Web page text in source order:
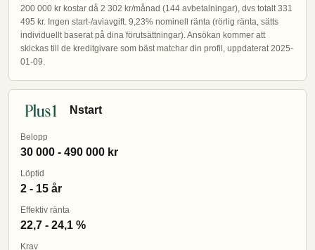
200 000 kr kostar då 2 302 kr/månad (144 avbetalningar), dvs totalt 331
495 kr. Ingen start-/aviavgift. 9,23% nominell ränta (rörlig ränta, sätts
individuellt baserat på dina förutsättningar). Ansökan kommer att
skickas till de kreditgivare som bäst matchar din profil, uppdaterat 2025-
01-09.
Nstart
Belopp
30 000 - 490 000 kr
Löptid
2 - 15 år
Effektiv ränta
22,7 - 24,1 %
Krav